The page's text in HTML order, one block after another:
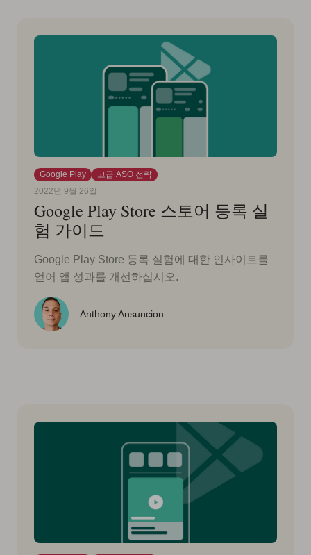
Google Play
고급 ASO 전략
2022년 9월 26일
Google Play Store 스토어 등록 실
험 가이드
Google Play Store 등록 실험에 대한 인사이트를
얻어 앱 성과를 개선하십시오.
Anthony Ansuncion